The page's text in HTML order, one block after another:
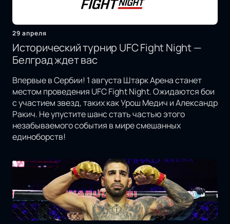
29 апреля
Исторический турнир UFC Fight Night —
Белград ждет вас
Впервые в Сербии! 1 августа Штарк Арена станет
местом проведения UFC Fight Night. Ожидаются бои
с участием звезд, таких как Урош Медич и Александр
Ракич. Не упустите шанс стать частью этого
незабываемого события в мире смешанных
единоборств!